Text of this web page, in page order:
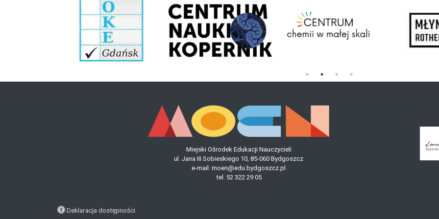
Miejski Ośrodek Edukacji Nauczycieli
ul. Jana III Sobieskiego 10, 85-060 Bydgoszcz
e-mail: moen@edu.bydgoszcz.pl
tel. 52 322 29 05
Deklaracja dostępności